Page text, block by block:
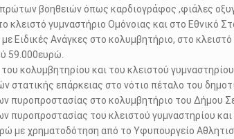
βοηθειών όπως καρδιογράφος ,φιάλες
κλειστό γυμναστήριο Ομόνοιας και στο
Ειδικές Ανάγκες στο κολυμβητήριο, στο
59.000ευρώ.
κολυμβητηρίου και του κλειστού
στατικής επάρκειας στο νότιο πέταλο του
πυροπροστασίας στο κολυμβητήριο του Δήμου
πυροπροστασίας του κλειστού γυμναστηρίου
με χρηματοδότηση από το Υφυπουργείο